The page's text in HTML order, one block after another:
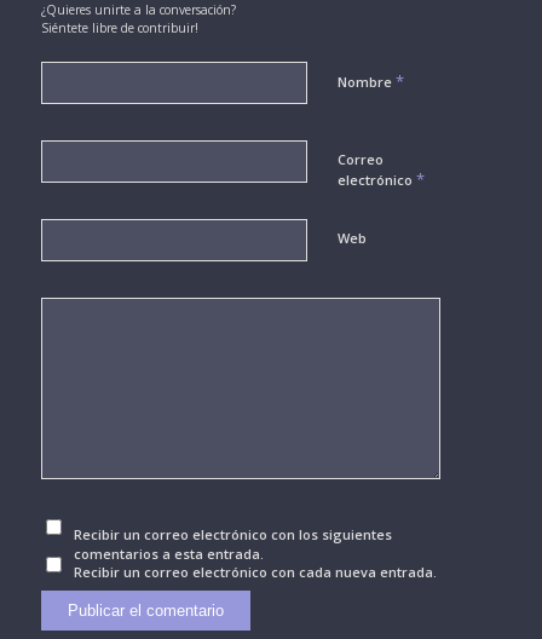
¿Quieres unirte a la conversación?
Siéntete libre de contribuir!
Nombre *
Correo
electrónico *
Web
Recibir un correo electrónico con los siguientes
comentarios a esta entrada.
Recibir un correo electrónico con cada nueva entrada.